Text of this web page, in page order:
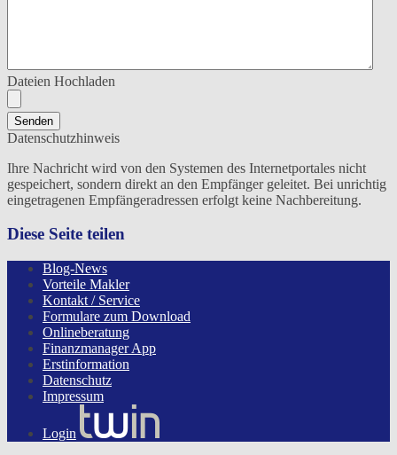
Dateien Hochladen
Senden
Datenschutzhinweis
Ihre Nachricht wird von den Systemen des Internetportales nicht
gespeichert, sondern direkt an den Empfänger geleitet. Bei unrichtig
eingetragenen Empfängeradressen erfolgt keine Nachbereitung.
Diese Seite teilen
Blog-News
Vorteile Makler
Kontakt / Service
Formulare zum Download
Onlineberatung
Finanzmanager App
Erstinformation
Datenschutz
Impressum
Login